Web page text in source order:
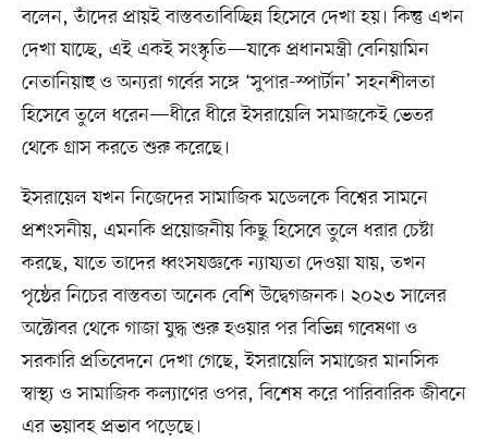
বলেন, তাঁদের প্রায়ই বাস্তবতাবিচ্ছিন্ন হিসেবে দেখা হয়। কিন্তু এখন
দেখা যাচ্ছে, এই একই সংস্কৃতি—যাকে প্রধানমন্ত্রী বেনিয়ামিন
নেতানিয়াহু ও অন্যরা গর্বের সঙ্গে ‘সুপার-স্পার্টান’ সহনশীলতা
হিসেবে তুলে ধরেন—ধীরে ধীরে ইসরায়েলি সমাজকেই ভেতর
থেকে গ্রাস করতে শুরু করেছে।
ইসরায়েল যখন নিজেদের সামাজিক মডেলকে বিশ্বের সামনে
প্রশংসনীয়, এমনকি প্রয়োজনীয় কিছু হিসেবে তুলে ধরার চেষ্টা
করছে, যাতে তাদের ধ্বংসযজ্ঞকে ন্যায্যতা দেওয়া যায়, তখন
পৃষ্ঠের নিচের বাস্তবতা অনেক বেশি উদ্বেগজনক। ২০২৩ সালের
অক্টোবর থেকে গাজা যুদ্ধ শুরু হওয়ার পর বিভিন্ন গবেষণা ও
সরকারি প্রতিবেদনে দেখা গেছে, ইসরায়েলি সমাজের মানসিক
স্বাস্থ্য ও সামাজিক কল্যাণের ওপর, বিশেষ করে পারিবারিক জীবনে
এর ভয়াবহ প্রভাব পড়েছে।